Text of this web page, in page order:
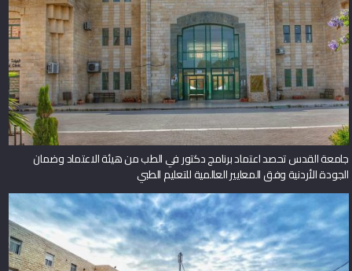
جامعة القدس تحصد اعتماد برنامج دكتور في الطب من هيئة الاعتماد وضمان
الجودة الأردنية وفق المعايير العالمية للتعليم الطبي